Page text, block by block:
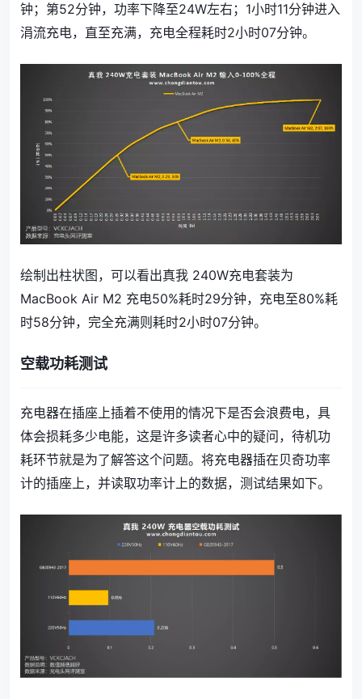
钟；第52分钟，功率下降至24W左右；1小时11分钟进入
涓流充电，直至充满，充电全程耗时2小时07分钟。
绘制出柱状图，可以看出真我 240W充电套装为
MacBook Air M2 充电50%耗时29分钟，充电至80%耗
时58分钟，完全充满则耗时2小时07分钟。
空载功耗测试
充电器在插座上插着不使用的情况下是否会浪费电，具
体会损耗多少电能，这是许多读者心中的疑问，待机功
耗环节就是为了解答这个问题。将充电器插在贝奇功率
计的插座上，并读取功率计上的数据，测试结果如下。